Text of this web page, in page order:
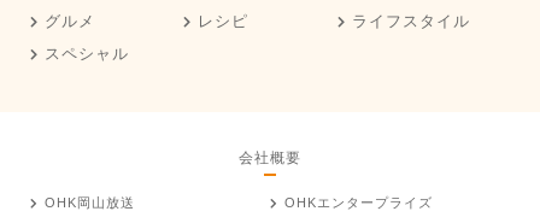
グルメ
レシピ
ライフスタイル
スペシャル
会社概要
OHK岡山放送
OHKエンタープライズ